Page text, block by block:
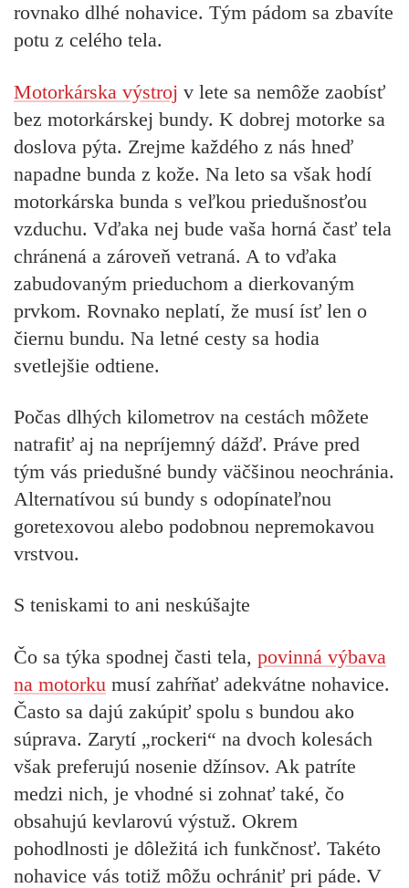
rovnako dlhé nohavice. Tým pádom sa zbavíte
potu z celého tela.
Motorkárska výstroj v lete sa nemôže zaobísť
bez motorkárskej bundy. K dobrej motorke sa
doslova pýta. Zrejme každého z nás hneď
napadne bunda z kože. Na leto sa však hodí
motorkárska bunda s veľkou priedušnosťou
vzduchu. Vďaka nej bude vaša horná časť tela
chránená a zároveň vetraná. A to vďaka
zabudovaným prieduchom a dierkovaným
prvkom. Rovnako neplatí, že musí ísť len o
čiernu bundu. Na letné cesty sa hodia
svetlejšie odtiene.
Počas dlhých kilometrov na cestách môžete
natrafiť aj na nepríjemný dážď. Práve pred
tým vás priedušné bundy väčšinou neochránia.
Alternatívou sú bundy s odopínateľnou
goretexovou alebo podobnou nepremokavou
vrstvou.
S teniskami to ani neskúšajte
Čo sa týka spodnej časti tela, povinná výbava
na motorku musí zahŕňať adekvátne nohavice.
Často sa dajú zakúpiť spolu s bundou ako
súprava. Zarytí „rockeri“ na dvoch kolesách
však preferujú nosenie džínsov. Ak patríte
medzi nich, je vhodné si zohnať také, čo
obsahujú kevlarovú výstuž. Okrem
pohodlnosti je dôležitá ich funkčnosť. Takéto
nohavice vás totiž môžu ochrániť pri páde. V